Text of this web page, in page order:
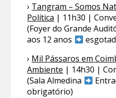
› Tangram – Somos
Política | 11h30 |
(Foyer do Grande
aos 12 anos
› Mil Pássaros em
Ambiente | 14h30 |
(Sala Almedina
obrigatório)